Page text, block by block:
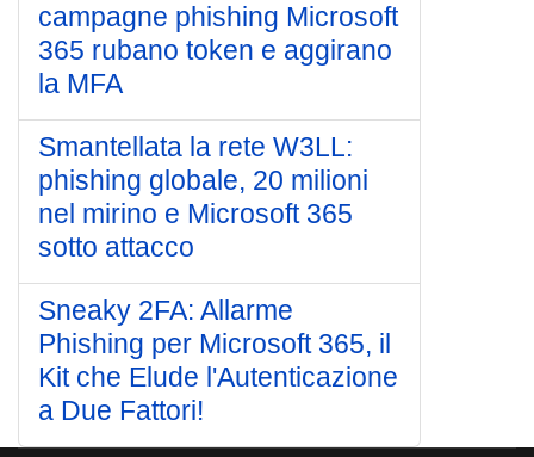
campagne phishing Microsoft
365 rubano token e aggirano
la MFA
Smantellata la rete W3LL:
phishing globale, 20 milioni
nel mirino e Microsoft 365
sotto attacco
Sneaky 2FA: Allarme
Phishing per Microsoft 365, il
Kit che Elude l'Autenticazione
a Due Fattori!